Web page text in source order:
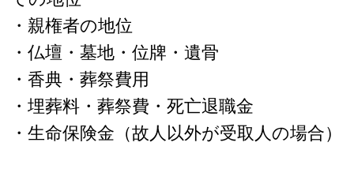
・親権者の地位
・仏壇・墓地・位牌・遺骨
・香典・葬祭費用
・埋葬料・葬祭費・死亡退職金
・生命保険金（故人以外が受取人の場合）